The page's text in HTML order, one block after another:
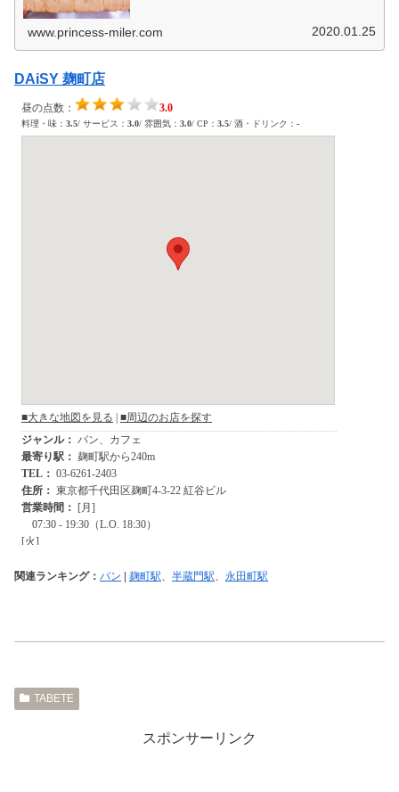
www.princess-miler.com 2020.01.25
DAiSY 麹町店
関連ランキング： パン 麹町駅、 半蔵門駅、 永田町駅
TABETE
スポンサーリンク